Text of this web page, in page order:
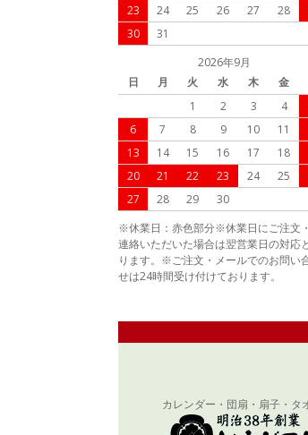
23
24 25 26 27 28
30
31
2026年9月
日
月 火 水 木 金
1
2 3 4
6
7 8 9 10 11
13
14 15 16 17 18
20
21 22 23 24 25
27
28 29
30
※休業日：赤色部分※休業日にご注文
連絡いただいた場合は翌営業日の対応
ります。※ご注文・メールでのお問い
せは24時間受け付けております。
カレンダー・団扇・扇子・タ